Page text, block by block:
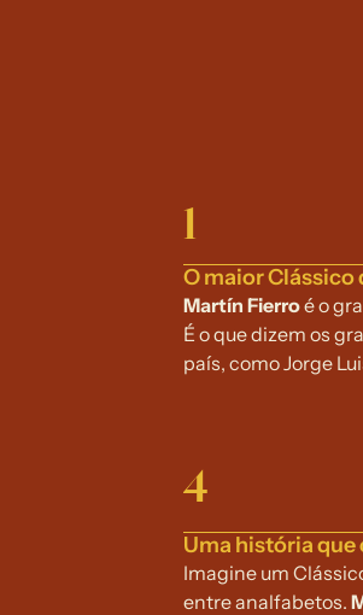
1
O maior Clássico
Martín Fierro é o
É o que dizem os
país, como Jorge
4
Uma história
Imagine um
entre analfabetos.